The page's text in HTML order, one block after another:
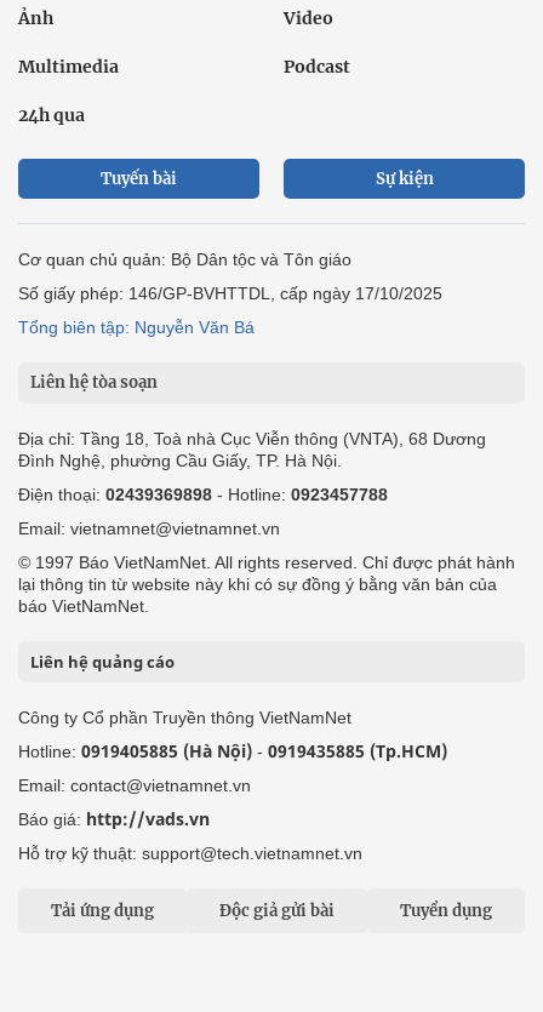
Ảnh Video
Multimedia Podcast
24h qua
Tuyến bài Sự kiện
Cơ quan chủ quản: Bộ Dân tộc và Tôn giáo
Số giấy phép: 146/GP-BVHTTDL, cấp ngày 17/10/2025
Tổng biên tập: Nguyễn Văn Bá
Liên hệ tòa soạn
Địa chỉ: Tầng 18, Toà nhà Cục Viễn thông (VNTA), 68 Dương
Đình Nghệ, phường Cầu Giấy, TP. Hà Nội.
Điện thoại: 02439369898 - Hotline: 0923457788
Email: vietnamnet@vietnamnet.vn
© 1997 Báo VietNamNet. All rights reserved. Chỉ được phát hành
lại thông tin từ website này khi có sự đồng ý bằng văn bản của
báo VietNamNet.
Liên hệ quảng cáo
Công ty Cổ phần Truyền thông VietNamNet
Hotline: 0919405885 (Hà Nội) - 0919435885 (Tp.HCM)
Email: contact@vietnamnet.vn
Báo giá: http://vads.vn
Hỗ trợ kỹ thuật: support@tech.vietnamnet.vn
Tải ứng dụng Độc giả gửi bài Tuyển dụng